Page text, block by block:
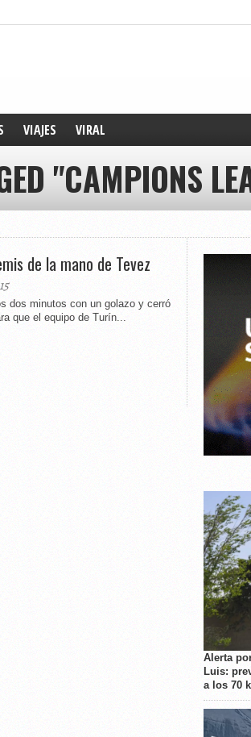
VIAJES VIRAL
"CAMPIONS
de la mano de Tevez
dos minutos con un golazo y cerró
que el equipo de Turín...
Alerta
Luis:
a los 70